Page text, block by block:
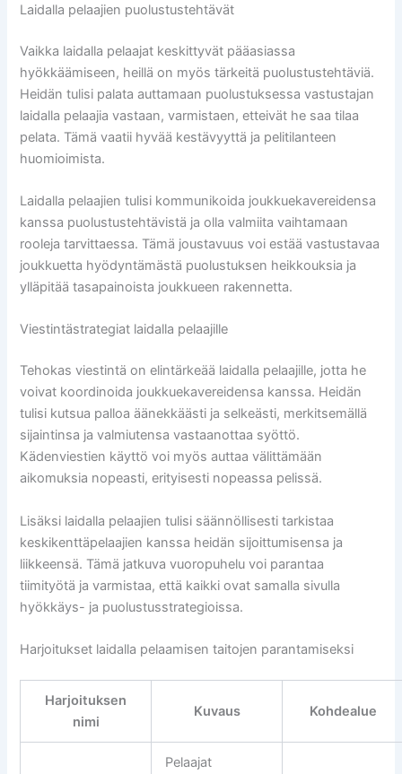
Laidalla pelaajien puolustustehtävät
Vaikka laidalla pelaajat keskittyvät pääasiassa
hyökkäämiseen, heillä on myös tärkeitä puolustustehtäviä.
Heidän tulisi palata auttamaan puolustuksessa vastustajan
laidalla pelaajia vastaan, varmistaen, etteivät he saa tilaa
pelata. Tämä vaatii hyvää kestävyyttä ja pelitilanteen
huomioimista.
Laidalla pelaajien tulisi kommunikoida joukkuekavereidensa
kanssa puolustustehtävistä ja olla valmiita vaihtamaan
rooleja tarvittaessa. Tämä joustavuus voi estää vastustavaa
joukkuetta hyödyntämästä puolustuksen heikkouksia ja
ylläpitää tasapainoista joukkueen rakennetta.
Viestintästrategiat laidalla pelaajille
Tehokas viestintä on elintärkeää laidalla pelaajille, jotta he
voivat koordinoida joukkuekavereidensa kanssa. Heidän
tulisi kutsua palloa äänekkäästi ja selkeästi, merkitsemällä
sijaintinsa ja valmiutensa vastaanottaa syöttö.
Kädenviestien käyttö voi myös auttaa välittämään
aikomuksia nopeasti, erityisesti nopeassa pelissä.
Lisäksi laidalla pelaajien tulisi säännöllisesti tarkistaa
keskikenttäpelaajien kanssa heidän sijoittumisensa ja
liikkeensä. Tämä jatkuva vuoropuhelu voi parantaa
tiimityötä ja varmistaa, että kaikki ovat samalla sivulla
hyökkäys- ja puolustusstrategioissa.
Harjoitukset laidalla pelaamisen taitojen parantamiseksi
Harjoituksen
nimi
Kuvaus Kohdealue
Pelaajat